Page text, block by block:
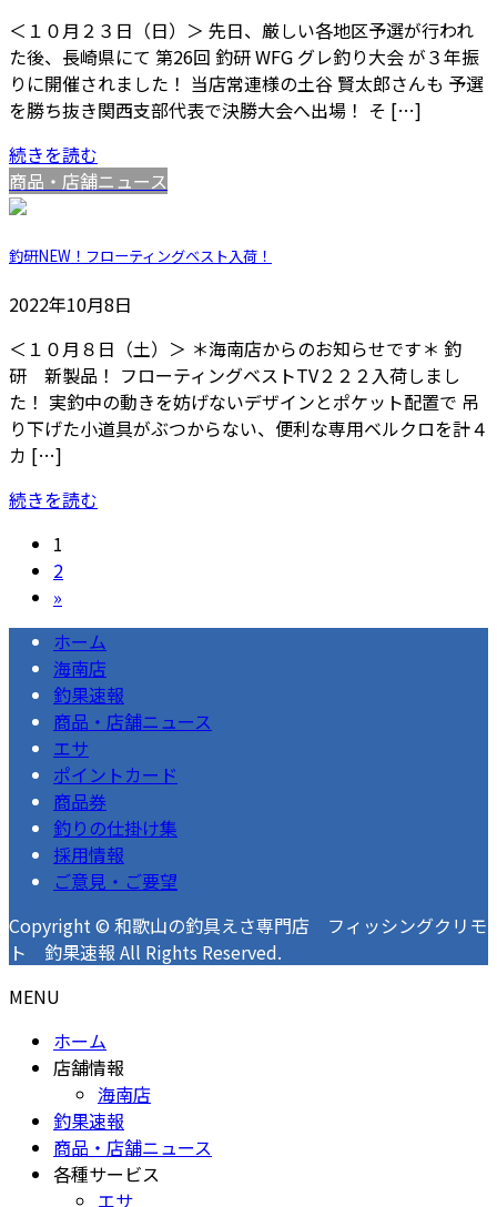
＜１０月２３日（日）＞ 先日、厳しい各地区予選が行われ
た後、長崎県にて 第26回 釣研 WFG グレ釣り大会 が３年振
りに開催されました！ 当店常連様の土谷 賢太郎さんも 予選
を勝ち抜き関西支部代表で決勝大会へ出場！ そ […]
続きを読む
商品・店舗ニュース
釣研NEW！フローティングベスト入荷！
2022年10月8日
＜１０月８日（土）＞ ＊海南店からのお知らせです＊ 釣
研 新製品！ フローティングベストTV２２２入荷しまし
た！ 実釣中の動きを妨げないデザインとポケット配置で 吊
り下げた小道具がぶつからない、便利な専用ベルクロを計４
カ […]
続きを読む
投
稿
の
ペ
ー
ジ
送
り
固
定
ペ
ー
ジ
1
固
定
ペ
ー
ジ
2
»
ホーム
海南店
釣果速報
商品・店舗ニュース
エサ
ポイントカード
商品券
釣りの仕掛け集
採用情報
ご意見・ご要望
Copyright © 和歌山の釣具えさ専門店 フィッシングクリモ
ト 釣果速報 All Rights Reserved.
MENU
ホーム
店舗情報
海南店
釣果速報
商品・店舗ニュース
各種サービス
エサ